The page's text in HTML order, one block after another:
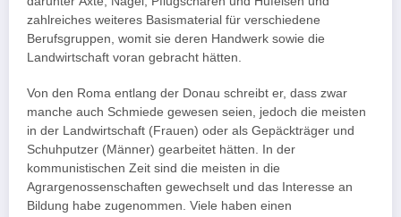
zahlreiches weiteres Basismaterial für verschiedene
Berufsgruppen, womit sie deren Handwerk sowie die
Landwirtschaft voran gebracht hätten.
Von den Roma entlang der Donau schreibt er, dass zwar
manche auch Schmiede gewesen seien, jedoch die meisten
in der Landwirtschaft (Frauen) oder als Gepäckträger und
Schuhputzer (Männer) gearbeitet hätten. In der
kommunistischen Zeit sind die meisten in die
Agrargenossenschaften gewechselt und das Interesse an
Bildung habe zugenommen. Viele haben einen